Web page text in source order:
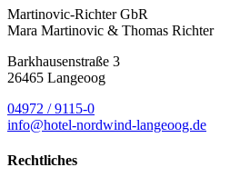
Martinovic-Richter GbR
Mara Martinovic & Thomas Richter
Barkhausenstraße 3
26465 Langeoog
04972 / 9115-0
info@hotel-nordwind-langeoog.de
Rechtliches